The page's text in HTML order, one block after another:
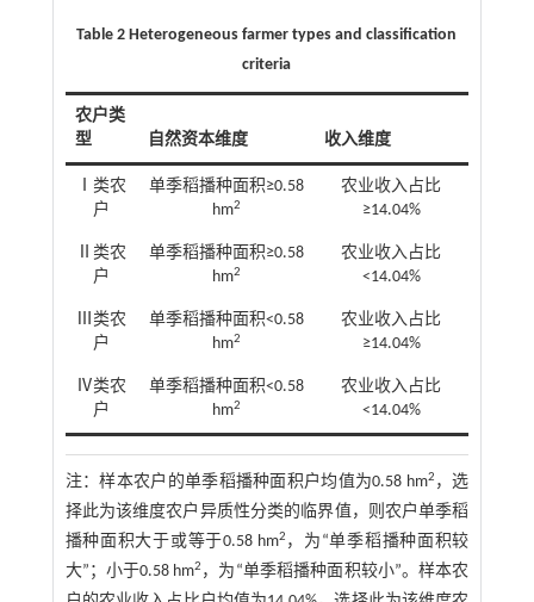
Table 2 Heterogeneous farmer types and classification
criteria
农户类
型
自然资本维度 收入维度
Ⅰ类农
户
单季稻播种面积≥0.58
hm2
农业收入占比
≥14.04%
Ⅱ类农
户
单季稻播种面积≥0.58
hm2
农业收入占比
<14.04%
Ⅲ类农
户
单季稻播种面积<0.58
hm2
农业收入占比
≥14.04%
Ⅳ类农
户
单季稻播种面积<0.58
hm2
农业收入占比
<14.04%
注：样本农户的单季稻播种面积户均值为0.58 hm2 ，选
择此为该维度农户异质性分类的临界值，则农户单季稻
播种面积大于或等于0.58 hm2 ，为“单季稻播种面积较
大”；小于0.58 hm2 ，为“单季稻播种面积较小”。样本农